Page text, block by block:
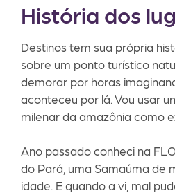
História dos
Destinos tem sua própria
sobre um ponto turístico
demorar por horas
aconteceu por lá. Vou usar
milenar da amazônia como
Ano passado conheci na
do Pará, uma Samaúma de
idade. E quando a vi, mal